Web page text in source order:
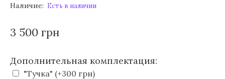
Наличие: Есть в наличии
3 500 грн
Дополнительная комплектация:
"Тучка" (+300 грн)